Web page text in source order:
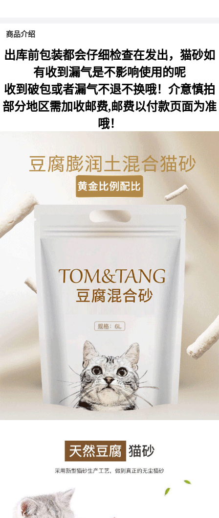
商品介绍
出库前包装都会仔细检查在发出，猫砂如
有收到漏气是不影响使用的呢
收到破包或者漏气不退不换哦！介意慎拍
部分地区需加收邮费,邮费以付款页面为准
哦！